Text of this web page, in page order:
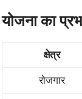
योजना का
क्षेत्र
रोजगार